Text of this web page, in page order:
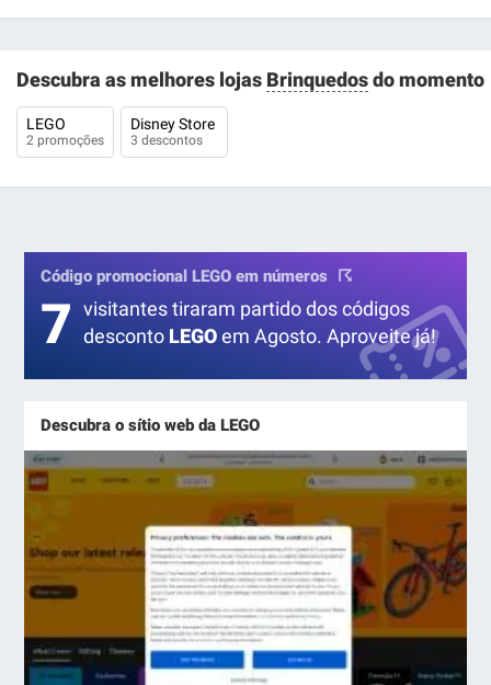
Descubra as melhores lojas Brinquedosdo momento
LEGO
2 promoções
Disney Store
3 descontos
Código promocional LEGO em números
7 visitantes tiraram partido dos códigos
desconto LEGOem Agosto. Aproveite já!
Descubra o sítio web da LEGO